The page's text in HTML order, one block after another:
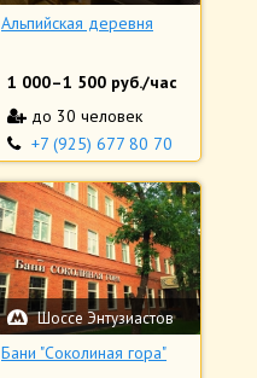
Альпийская деревня
1 000–1 500 руб./час
до 30 человек
+7 (925) 677 80 70
Шоссе Энтузиастов
Бани "Соколиная гора"